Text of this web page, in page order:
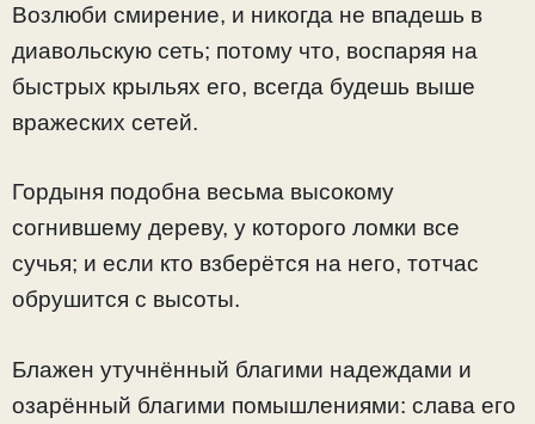
Возлюби смирение, и никогда не впадешь в
диавольскую сеть; потому что, воспаряя на
быстрых крыльях его, всегда будешь выше
вражеских сетей.
Гордыня подобна весьма высокому
согнившему дереву, у которого ломки все
сучья; и если кто взберётся на него, тотчас
обрушится с высоты.
Блажен утучнённый благими надеждами и
озарённый благими помышлениями: слава его